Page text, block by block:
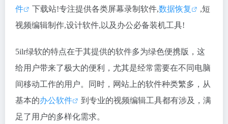
件
下载站!专注提供各类屏幕录制软件,数据恢复
,短
视频编辑制作,设计软件,以及办公必备装机工具!
5ilr绿软的特点在于其提供的软件多为绿色便携版，这
给用户带来了极大的便利，尤其是经常需要在不同电脑
间移动工作的用户。同时，网站上的软件种类繁多，从
基本的办公软件
到专业的视频编辑工具都有涉及，满
足了用户的多样化需求。